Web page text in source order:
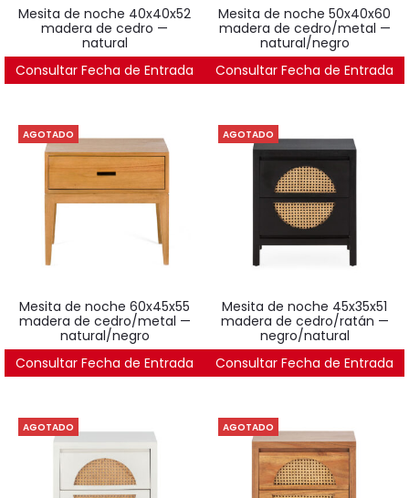
mesita de noche 40x40x52
madera de cedro —
natural
257€
Consultar Fecha de Entrada
mesita de noche 50x40x60
madera de cedro/metal —
natural/negro
295€
Consultar Fecha de Entrada
AGOTADO
mesita de noche 60x45x55
madera de cedro/metal —
natural/negro
361€
Consultar Fecha de Entrada
AGOTADO
mesita de noche 45x35x51
madera de cedro/ratán —
negro/natural
339€
Consultar Fecha de Entrada
AGOTADO AGOTADO